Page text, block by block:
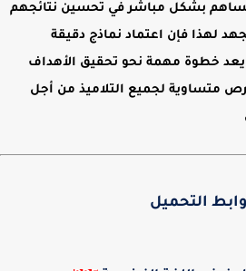
تساهم بشكل مباشر في تحسين نتائجهم
لهذا فإن اعتماد نماذج دقيقة
خطوة مهمة نحو تحقيق الأهداف
متساوية لجميع التلاميذ من أجل
التحميل